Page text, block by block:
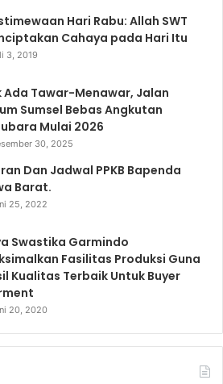
Hari Rabu: Allah SWT
Cahaya pada Hari Itu
3, 2019
Ada Tawar-Menawar, Jalan
Sumsel Bebas Angkutan
Mulai 2026
30, 2025
Dan Jadwal PPKB Bapenda
Barat.
25, 2022
Swastika Garmindo
Fasilitas Produksi Guna
Kualitas Terbaik Untuk Buyer
20, 2020